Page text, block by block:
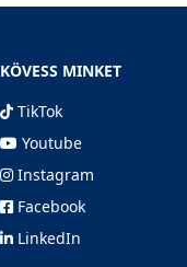
KÖVESS MINKET
TikTok
Youtube
Instagram
Facebook
LinkedIn